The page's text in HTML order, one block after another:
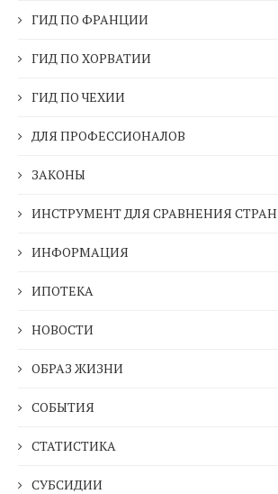
ГИД ПО ФРАНЦИИ
ГИД ПО ХОРВАТИИ
ГИД ПО ЧЕХИИ
ДЛЯ ПРОФЕССИОНАЛОВ
ЗАКОНЫ
ИНСТРУМЕНТ ДЛЯ СРАВНЕНИЯ СТРАН
ИНФОРМАЦИЯ
ИПОТЕКА
НОВОСТИ
ОБРАЗ ЖИЗНИ
СОБЫТИЯ
СТАТИСТИКА
СУБСИДИИ